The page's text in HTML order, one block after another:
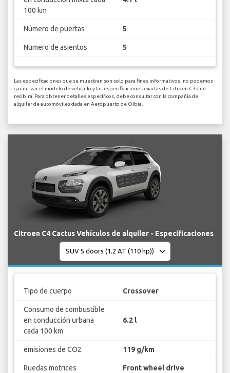
100 km
Número de puertas 5
Numero de asientos 5
Las especificaciones que se muestran son solo para fines informativos, no podemos
garantizar el modelo de vehículo y las especificaciones exactas de Citroen C3 que
recibirá. Para obtener detalles específicos, debe consultar con la compañía de
alquiler de automóviles dada en Aeropuerto de Olbia.
Citroen C4 Cactus Vehículos de alquiler - Especificaciones
Tipo de cuerpo Crossover
Consumo de combustible
en conducción urbana
cada 100 km
6.2 l
emisiones de CO2 119 g/km
Ruedas motrices Front wheel drive